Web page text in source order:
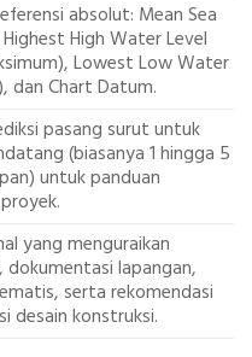
absolut: Mean Sea
Highest High Water Level
Lowest Low Water
dan Chart Datum.
pasang surut untuk
(biasanya 1 hingga 5
untuk panduan
yang menguraikan
lapangan,
serta rekomendasi
desain konstruksi.